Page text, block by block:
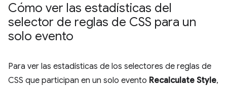
Cómo ver las estadísticas del
selector de reglas de CSS para un
solo evento
Para ver las estadísticas de los selectores de reglas de
CSS que participan en un solo evento Recalculate Style,